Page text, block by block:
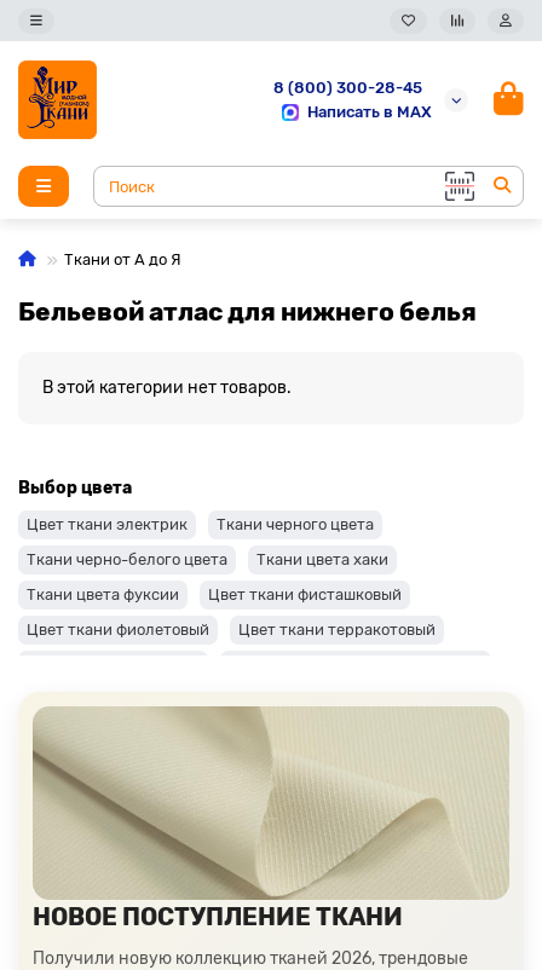
8 (800) 300-28-45
Написать в MAX
Ткани от А до Я
Бельевой атлас для нижнего белья
В этой категории нет товаров.
Выбор цвета
Цвет ткани электрик
Ткани черного цвета
Ткани черно-белого цвета
Ткани цвета хаки
Ткани цвета фуксии
Цвет ткани фисташковый
Цвет ткани фиолетовый
Цвет ткани терракотовый
Цвет ткани салатовый
Цвет ткани розовый
Ткани цвета пудра
Ткани персикового цвета
Ткани оранжевого цвета
Ткани оливкового цвета
Цвет ткани мятный
Ткани цвета айвори, молочные оттенки
Ткани лимонного цвета
Ткани красного цвета разных оттенков
НОВОЕ ПОСТУПЛЕНИЕ ТКАНИ
Получили новую коллекцию тканей 2026, трендовые